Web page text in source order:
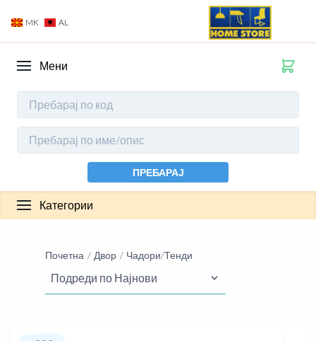
MK AL
Мени
ПРЕБАРАЈ
Категории
Почетна Двор Чадори/Тенди